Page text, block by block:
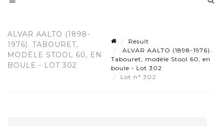
ALVAR AALTO (1898-
1976). TABOURET,
MODÈLE STOOL 60, EN
BOULE - LOT 302
Result
ALVAR AALTO (1898-1976).
Tabouret, modèle Stool 60, en
boule - Lot 302
Lot n° 302